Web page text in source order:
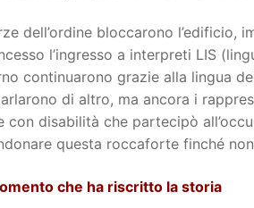
dell’ordine bloccarono l’edificio,
l’ingresso a interpreti LIS
continuarono grazie alla lingua
di altro, ma ancora i
con disabilità che partecipò
questa roccaforte finché
che ha riscritto la storia